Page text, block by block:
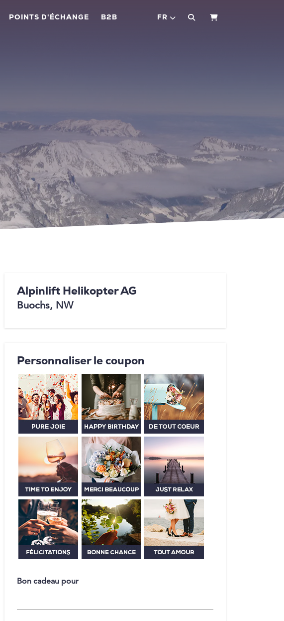
POINTS D'ÉCHANGE B2B FR PANIER
Alpinlift Helikopter AG
Buochs, NW
Personnaliser le coupon
Bon cadeau pour